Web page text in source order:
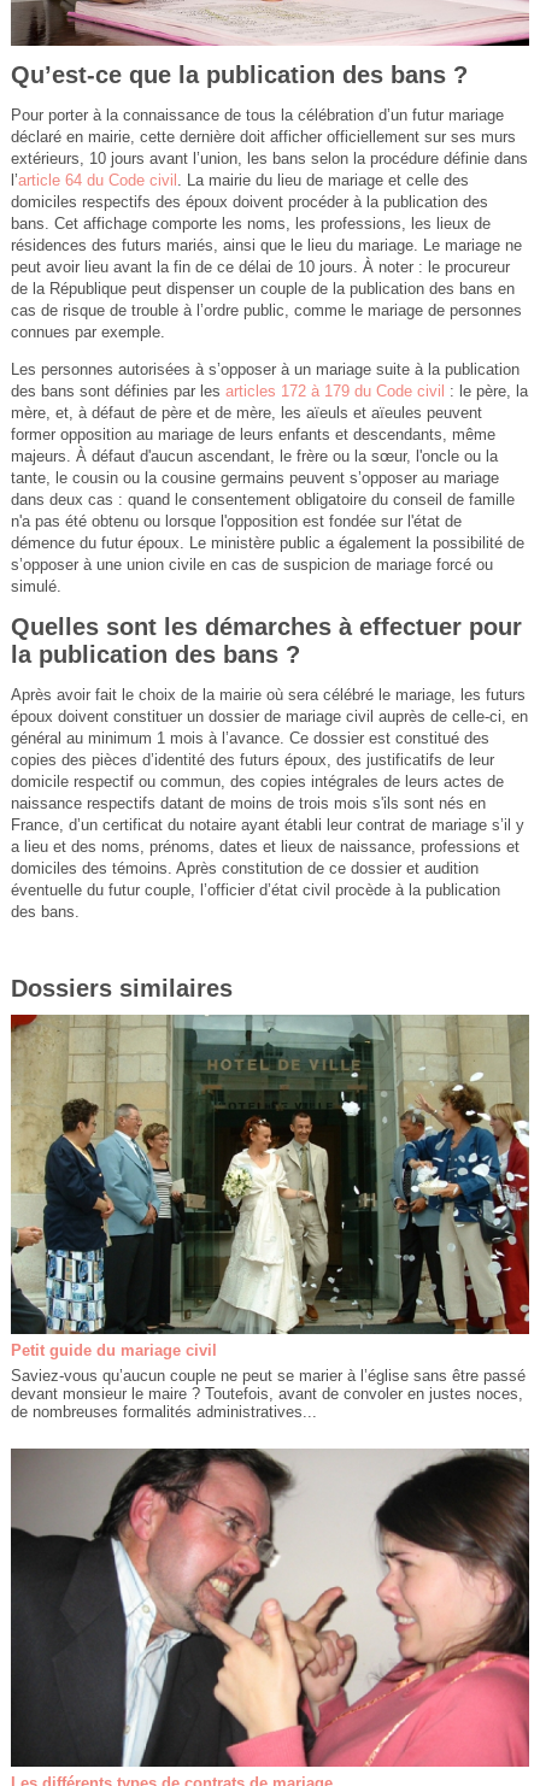
Qu’est-ce que la publication des bans ?
Pour porter à la connaissance de tous la célébration d’un futur mariage
déclaré en mairie, cette dernière doit afficher officiellement sur ses murs
extérieurs, 10 jours avant l’union, les bans selon la procédure définie dans
l’article 64 du Code civil
. La mairie du lieu de mariage et celle des
domiciles respectifs des époux doivent procéder à la publication des
bans. Cet affichage comporte les noms, les professions, les lieux de
résidences des futurs mariés, ainsi que le lieu du mariage. Le mariage ne
peut avoir lieu avant la fin de ce délai de 10 jours. À noter : le procureur
de la République peut dispenser un couple de la publication des bans en
cas de risque de trouble à l’ordre public, comme le mariage de personnes
connues par exemple.
Les personnes autorisées à s’opposer à un mariage suite à la publication
des bans sont définies par les articles 172 à 179 du Code civil : le père, la
mère, et, à défaut de père et de mère, les aïeuls et aïeules peuvent
former opposition au mariage de leurs enfants et descendants, même
majeurs. À défaut d'aucun ascendant, le frère ou la sœur, l'oncle ou la
tante, le cousin ou la cousine germains peuvent s’opposer au mariage
dans deux cas : quand le consentement obligatoire du conseil de famille
n'a pas été obtenu ou lorsque l'opposition est fondée sur l'état de
démence du futur époux. Le ministère public a également la possibilité de
s’opposer à une union civile en cas de suspicion de mariage forcé ou
simulé.
Quelles sont les démarches à effectuer pour
la publication des bans ?
Après avoir fait le choix de la mairie où sera célébré le mariage, les futurs
époux doivent constituer un dossier de mariage civil auprès de celle-ci, en
général au minimum 1 mois à l’avance. Ce dossier est constitué des
copies des pièces d’identité des futurs époux, des justificatifs de leur
domicile respectif ou commun, des copies intégrales de leurs actes de
naissance respectifs datant de moins de trois mois s'ils sont nés en
France, d’un certificat du notaire ayant établi leur contrat de mariage s’il y
a lieu et des noms, prénoms, dates et lieux de naissance, professions et
domiciles des témoins. Après constitution de ce dossier et audition
éventuelle du futur couple, l’officier d’état civil procède à la publication
des bans.
Dossiers similaires
Petit guide du mariage civil
Saviez-vous qu’aucun couple ne peut se marier à l’église sans être passé
devant monsieur le maire ? Toutefois, avant de convoler en justes noces,
de nombreuses formalités administratives...